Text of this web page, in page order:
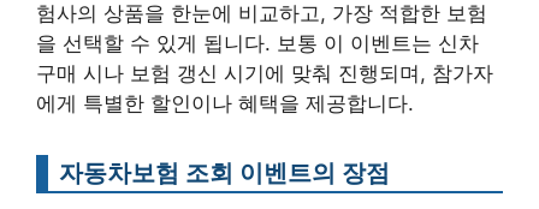
험사의 상품을 한눈에 비교하고, 가장 적합한 보험
을 선택할 수 있게 됩니다. 보통 이 이벤트는 신차
구매 시나 보험 갱신 시기에 맞춰 진행되며, 참가자
에게 특별한 할인이나 혜택을 제공합니다.
자동차보험 조회 이벤트의 장점